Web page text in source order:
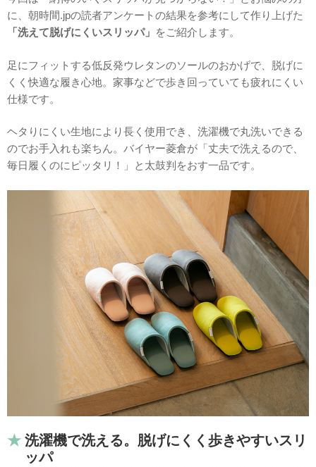
に、朝時間.jpの読者アンケートの結果を参考にして作り上げた
「洗えて脱げにくいスリッパ」 をご紹介します。
足にフィットする低反発ウレタンのソールのおかげで、脱げに
くく快適な履き心地。家事などで歩き回っていても疲れにくい
仕様です。
ヘタりにくい生地により長く使用でき、洗濯機で丸洗いできる
のでお手入れも楽ちん。バイヤー菱倉が「丈夫で洗えるので、
毎日履くのにピッタリ！」と太鼓判をおす一品です。
洗濯機で洗える。脱げにくく歩きやすいスリ
ッパ